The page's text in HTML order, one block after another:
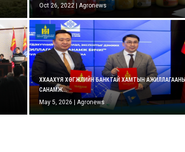
Oct 26, 2022 | Agronews
ХХААХҮЯ ХӨГЖЛИЙН БАНКТАЙ ХАМТЫН АЖИЛЛАГААНЫ
САНАМЖ...
May 5, 2026
Agronews